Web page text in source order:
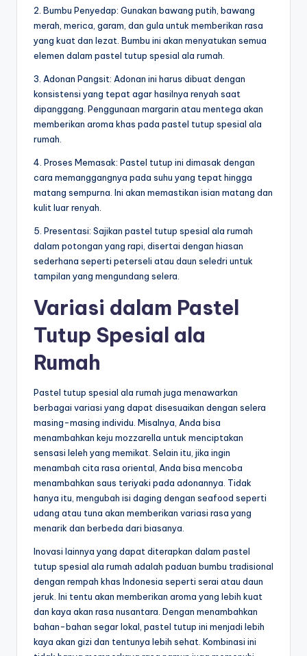
2. Bumbu Penyedap: Gunakan bawang putih, bawang
merah, merica, garam, dan gula untuk memberikan rasa
yang kuat dan lezat. Bumbu ini akan menyatukan semua
elemen dalam pastel tutup spesial ala rumah.
3. Adonan Pangsit: Adonan ini harus dibuat dengan
konsistensi yang tepat agar hasilnya renyah saat
dipanggang. Penggunaan margarin atau mentega akan
memberikan aroma khas pada pastel tutup spesial ala
rumah.
4. Proses Memasak: Pastel tutup ini dimasak dengan
cara memanggangnya pada suhu yang tepat hingga
matang sempurna. Ini akan memastikan isian matang dan
kulit luar renyah.
5. Presentasi: Sajikan pastel tutup spesial ala rumah
dalam potongan yang rapi, disertai dengan hiasan
sederhana seperti peterseli atau daun seledri untuk
tampilan yang mengundang selera.
Variasi dalam Pastel
Tutup Spesial ala
Rumah
Pastel tutup spesial ala rumah juga menawarkan
berbagai variasi yang dapat disesuaikan dengan selera
masing-masing individu. Misalnya, Anda bisa
menambahkan keju mozzarella untuk menciptakan
sensasi leleh yang memikat. Selain itu, jika ingin
menambah cita rasa oriental, Anda bisa mencoba
menambahkan saus teriyaki pada adonannya. Tidak
hanya itu, mengubah isi daging dengan seafood seperti
udang atau tuna akan memberikan variasi rasa yang
menarik dan berbeda dari biasanya.
Inovasi lainnya yang dapat diterapkan dalam pastel
tutup spesial ala rumah adalah paduan bumbu tradisional
dengan rempah khas Indonesia seperti serai atau daun
jeruk. Ini tentu akan memberikan aroma yang lebih kuat
dan kaya akan rasa nusantara. Dengan menambahkan
bahan-bahan segar lokal, pastel tutup ini menjadi lebih
kaya akan gizi dan tentunya lebih sehat. Kombinasi ini